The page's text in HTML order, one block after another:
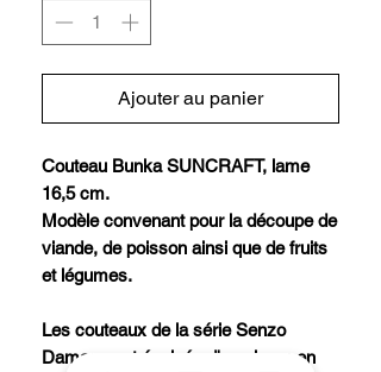
Ajouter au panier
Couteau Bunka SUNCRAFT, lame
16,5 cm.
Modèle convenant pour la découpe de
viande, de poisson ainsi que de fruits
et légumes.
Les couteaux de la série Senzo
Damas sont équipés d'une lame en